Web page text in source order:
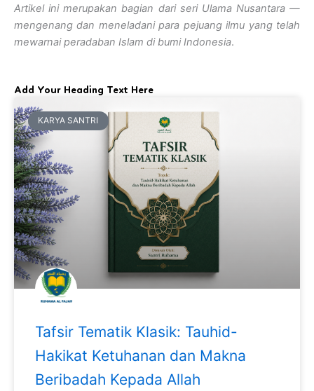
Artikel ini merupakan bagian dari seri Ulama Nusantara —
mengenang dan meneladani para pejuang ilmu yang telah
mewarnai peradaban Islam di bumi Indonesia.
Add Your Heading Text Here
KARYA SANTRI
Tafsir Tematik Klasik: Tauhid-
Hakikat Ketuhanan dan Makna
Beribadah Kepada Allah